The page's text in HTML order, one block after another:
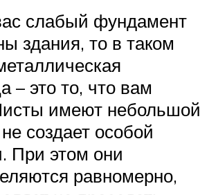
слабый фундамент
здания, то в таком
– это то, что вам
имеют небольшой
создает особой
При этом они
равномерно,